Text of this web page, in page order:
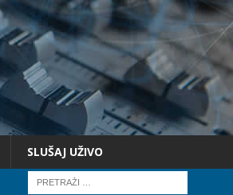
SLUŠAJ UŽIVO